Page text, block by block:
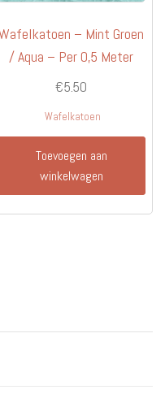
– Mint Groen
/ Aqua – Per 0,5 Meter
€5.50
Wafelkatoen
Toevoegen aan
winkelwagen